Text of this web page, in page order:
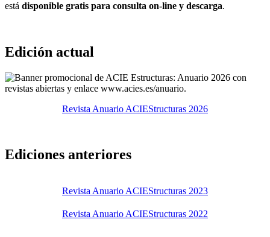
está disponible gratis para consulta on-line y descarga.
Edición actual
Revista Anuario ACIEStructuras 2026
Ediciones anteriores
Revista Anuario ACIEStructuras 2023
Revista Anuario ACIEStructuras 2022